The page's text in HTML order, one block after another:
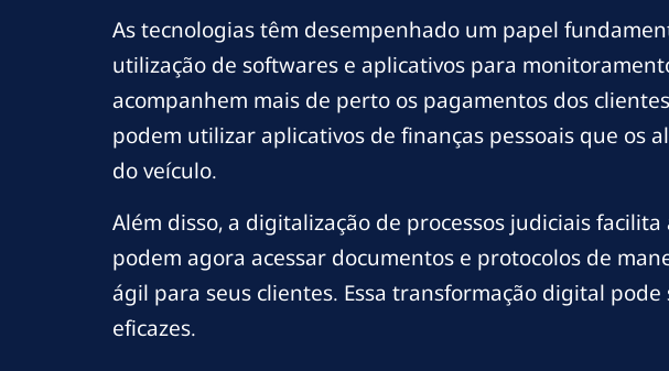
As tecnologias têm desempenhado um papel
utilização de softwares e aplicativos para
acompanhem mais de perto os pagamentos dos
podem utilizar aplicativos de finanças pessoais que os
do veículo.
Além disso, a digitalização de processos judiciais
podem agora acessar documentos e protocolos de
ágil para seus clientes. Essa transformação digital
eficazes.